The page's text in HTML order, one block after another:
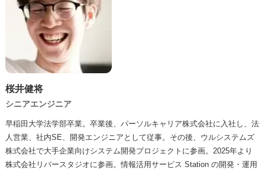
桜井健将
シニアエンジニア
早稲田大学法学部卒業。卒業後、パーソルキャリア株式会社に入社し、法
人営業、社内SE、開発エンジニアとして従事。その後、ウルシステムズ
株式会社で大手企業向けシステム開発プロジェクトに参画。2025年より
株式会社リバースタジオに参画。情報活用サービス Station の開発・運用